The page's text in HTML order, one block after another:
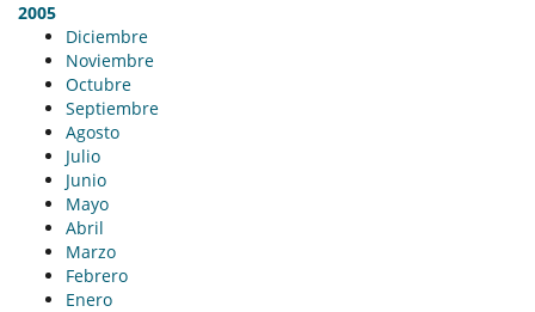
2005
Diciembre
Noviembre
Octubre
Septiembre
Agosto
Julio
Junio
Mayo
Abril
Marzo
Febrero
Enero